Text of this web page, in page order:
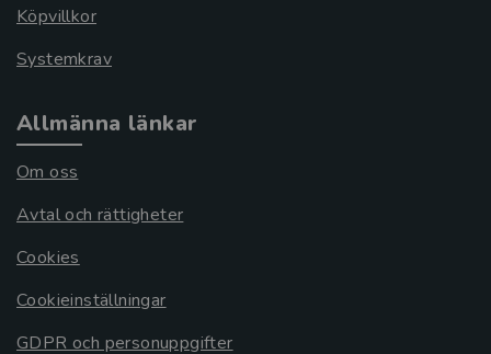
Köpvillkor
Systemkrav
Allmänna länkar
Om oss
Avtal och rättigheter
Cookies
Cookieinställningar
GDPR och personuppgifter